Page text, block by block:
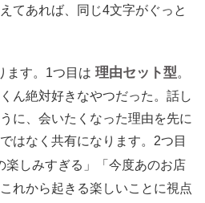
てあれば、同じ4文字がぐっと
ます。1つ目は 理由セット型。
ん絶対好きなやつだった。話し
に、会いたくなった理由を先に
はなく共有になります。2つ目
楽しみすぎる」「今度あのお店
れから起きる楽しいことに視点